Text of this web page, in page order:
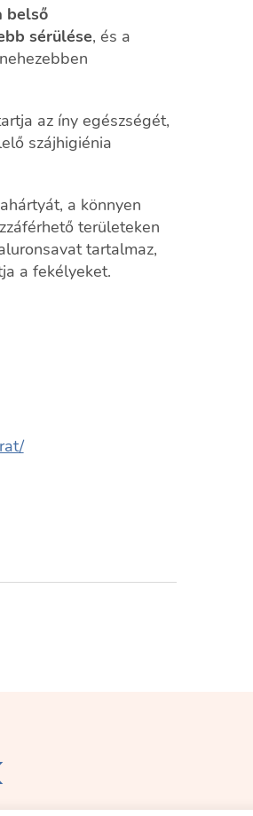
belső
sérülése, és a
az íny egészségét,
szájhigiénia
a könnyen
területeken
tartalmaz,
a fekélyeket.